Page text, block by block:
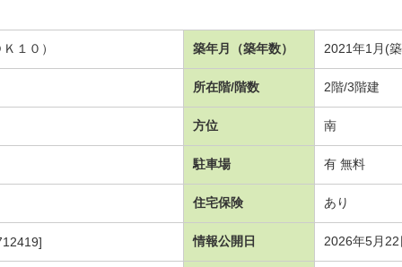
１０） 築年月（築年数） 2021年1月(
所在階/階数 2階/3階建
方位 南
駐車場 有 無料
住宅保険 あり
情報公開日 2026年5月22